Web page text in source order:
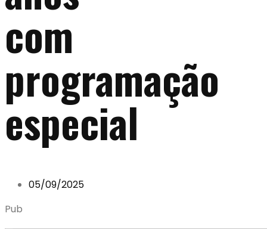
com
programação
especial
05/09/2025
Pub